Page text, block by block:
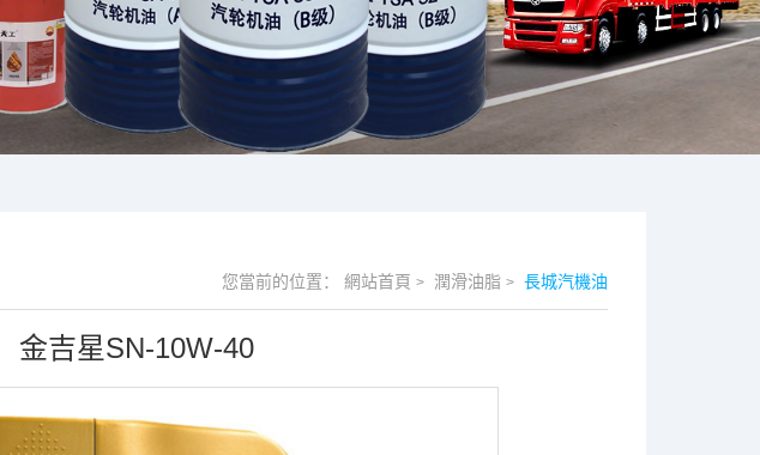
您當前的位置： 網站首頁 > 潤滑油脂 > 長城汽機油
金吉星SN-10W-40